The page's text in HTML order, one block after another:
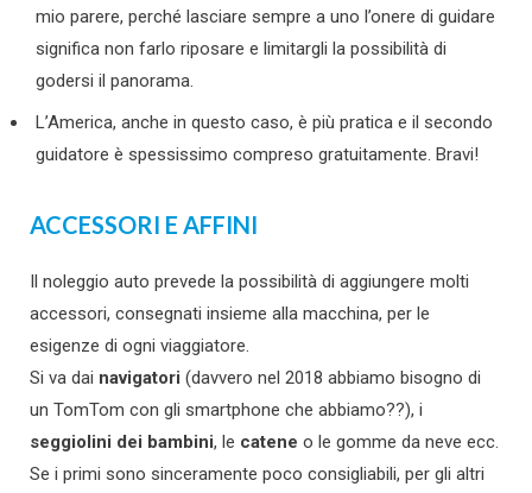
mio parere, perché lasciare sempre a uno l’onere di guidare
significa non farlo riposare e limitargli la possibilità di
godersi il panorama.
L’America, anche in questo caso, è più pratica e il secondo
guidatore è spessissimo compreso gratuitamente. Bravi!
ACCESSORI E AFFINI
Il noleggio auto prevede la possibilità di aggiungere molti
accessori, consegnati insieme alla macchina, per le
esigenze di ogni viaggiatore.
Si va dai navigatori (davvero nel 2018 abbiamo bisogno di
un TomTom con gli smartphone che abbiamo??), i
seggiolini dei bambini, le catene o le gomme da neve ecc.
Se i primi sono sinceramente poco consigliabili, per gli altri